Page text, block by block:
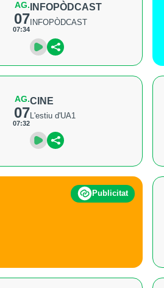
AG.
07
07:34
INFOPÒDCAST
INFOPÒDCAST
AG.
07
07:32
CINE
L'estiu d'UA1
Publicitat